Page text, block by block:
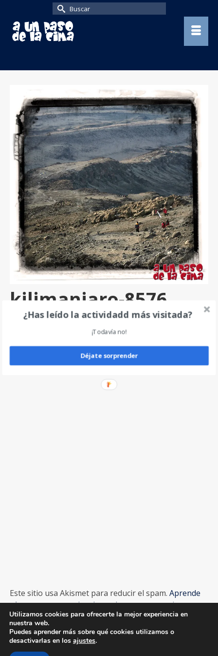
Buscar
por:
kilimanjaro-8576
porangel| 0
Deja un comentario
Este sitio usa Akismet para reducir el spam. Aprende
cómo se procesan los datos de tus comentarios.
Utilizamos cookies para ofrecerte la mejor experiencia en
nuestra web.
Puedes aprender más sobre qué cookies utilizamos o
desactivarlas en los ajustes.
¿Has leído la actividadd más visitada?
¡Todavía no!
Déjate sorprender